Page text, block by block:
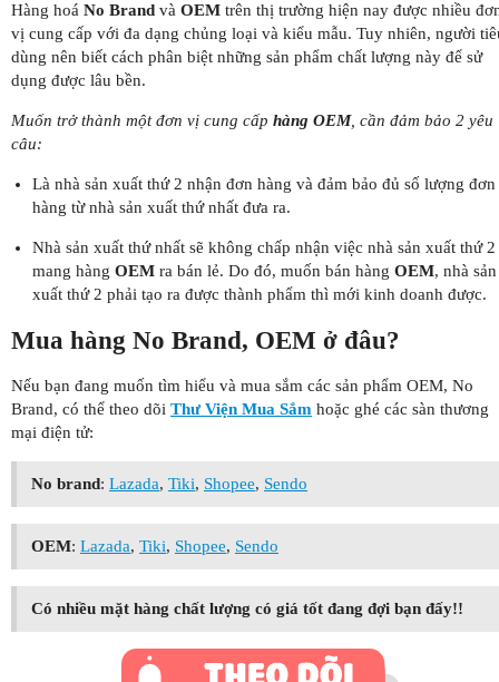
Hàng hoá No Brand và OEM trên thị trường hiện nay được nhiều
vị cung cấp với đa dạng chủng loại và kiểu mẫu. Tuy nhiên, người
dùng nên biết cách phân biệt những sản phẩm chất lượng này để sử
dụng được lâu bền.
Muốn trở thành một đơn vị cung cấp hàng OEM, cần đảm bảo 2 yêu
câu:
Là nhà sản xuất thứ 2 nhận đơn hàng và đảm bảo đủ số lượng đơn
hàng từ nhà sản xuất thứ nhất đưa ra.
Nhà sản xuất thứ nhất sẽ không chấp nhận việc nhà sản xuất thứ 2
mang hàng OEMra bán lẻ. Do đó, muốn bán hàng OEM, nhà sản
xuất thứ 2 phải tạo ra được thành phẩm thì mới kinh doanh được.
Mua hàng No Brand, OEM ở đâu?
Nếu bạn đang muốn tìm hiểu và mua sắm các sản phẩm OEM, No
Brand, có thể theo dõi Thư Viện Mua Sắm hoặc ghé các sàn thương
mại điện tử:
No brand: Lazada, Tiki, Shopee, Sendo
OEM: Lazada, Tiki, Shopee, Sendo
Có nhiều mặt hàng chất lượng có giá tốt đang đợi bạn đấy!!